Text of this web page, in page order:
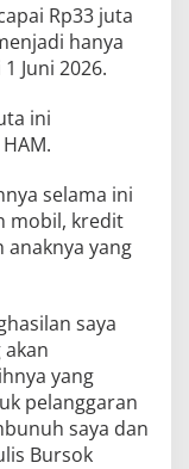
Rp33 juta
hanya
Juni 2026.
ini
selama ini
mobil, kredit
anaknya yang
saya
yang
pelanggaran
saya dan
Bursok